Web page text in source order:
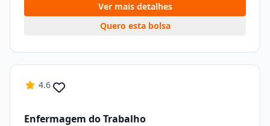
Ver mais detalhes
Quero esta bolsa
4.6
Enfermagem do Trabalho